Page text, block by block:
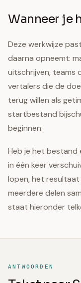
Wanneer je
Deze werkwijze
daarna opneemt:
uitschrijven, teams
vertalers die de
terug willen als
startbestand
beginnen.
Heb je het bestand
in één keer
lopen, het
meerdere delen
staat hieronder
ANTWOORDEN